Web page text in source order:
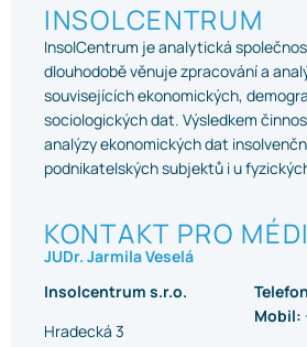
INSOLCENTRUM
InsolCentrum je analytická
dlouhodobě věnuje zpracování a
souvisejících ekonomických,
sociologických dat. Výsledkem
analýzy ekonomických dat
podnikatelských subjektů i u
KONTAKT PRO
JUDr. Jarmila Veselá
Insolcentrum s.r.o.
Hradecká 3
Mobil: